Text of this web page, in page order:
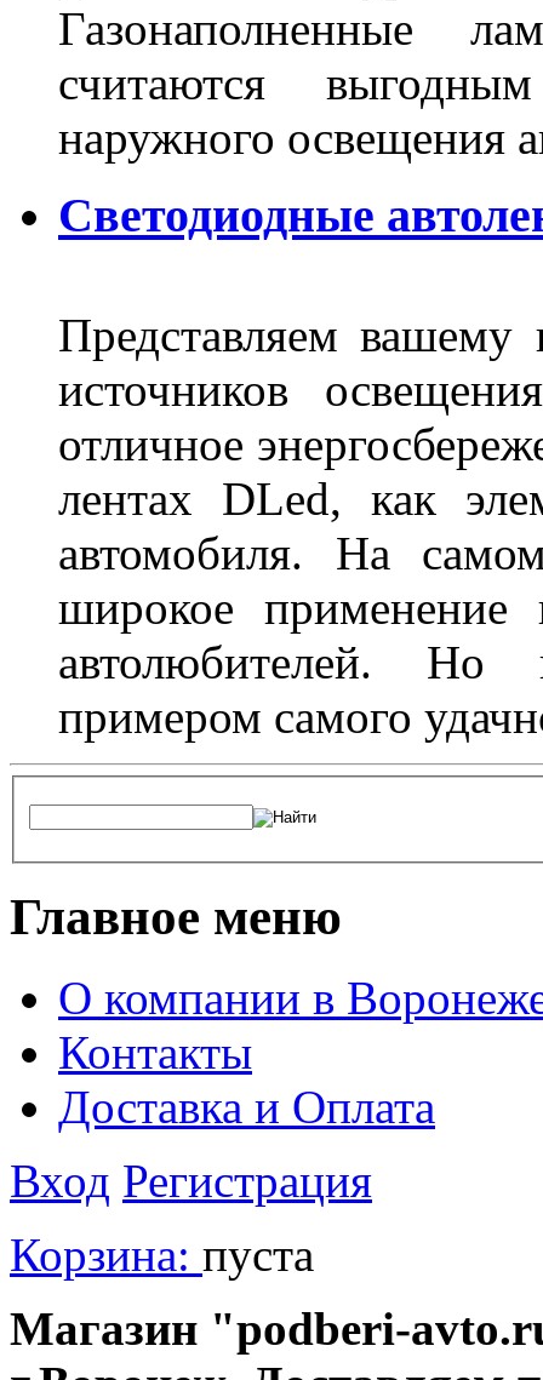
Газонаполненные
считаются
наружного освещения
Светодиодные
Представляем
источников
отличное
лентах DLed, как
автомобиля. На
широкое
автолюбителей. Но
примером самого
Главное меню
О компании в
Контакты
Доставка и Оплата
Вход Регистрация
Корзина: пуста
Магазин "podberi-